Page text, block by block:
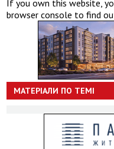
If you own this website,
browser console to find
МАТЕРІАЛИ ПО ТЕМІ